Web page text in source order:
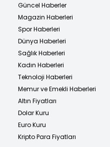
Güncel Haberler
Magazin Haberleri
Spor Haberleri
Dünya Haberleri
Sağlık Haberleri
Kadın Haberleri
Teknoloji Haberleri
Memur ve Emekli Haberleri
Altın Fiyatları
Dolar Kuru
Euro Kuru
Kripto Para Fiyatları